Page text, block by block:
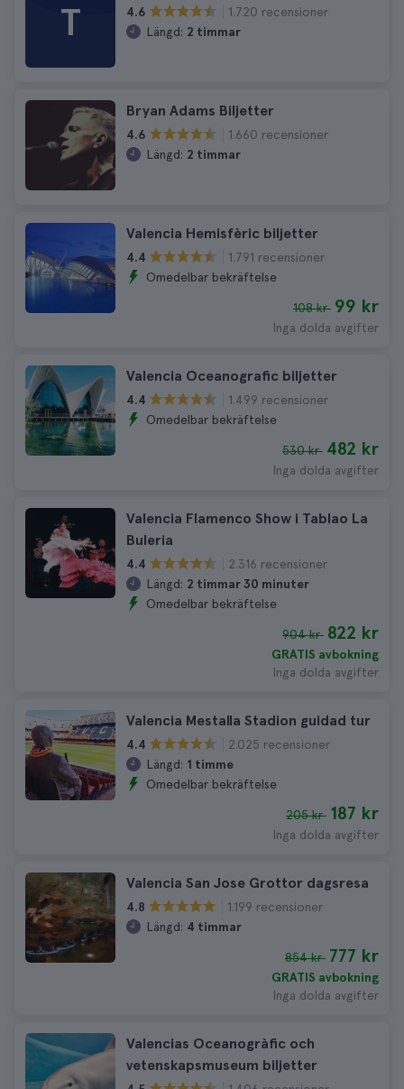
T 4.6
1.720 recensioner
Längd: 2 timmar
Bryan Adams Biljetter
4.6
1.660 recensioner
Längd: 2 timmar
Valencia Hemisfèric biljetter
4.4
1.791 recensioner
Omedelbar bekräftelse
108 kr 99 kr
Inga dolda avgifter
Valencia Oceanografic biljetter
4.4
1.499 recensioner
Omedelbar bekräftelse
530 kr 482 kr
Inga dolda avgifter
Valencia Flamenco Show i Tablao La
Buleria
4.4
2.316 recensioner
Längd: 2 timmar 30 minuter
Omedelbar bekräftelse
904 kr 822 kr
GRATIS avbokning
Inga dolda avgifter
Valencia Mestalla Stadion guidad tur
4.4
2.025 recensioner
Längd: 1 timme
Omedelbar bekräftelse
205 kr 187 kr
Inga dolda avgifter
Valencia San Jose Grottor dagsresa
4.8
1.199 recensioner
Längd: 4 timmar
854 kr 777 kr
GRATIS avbokning
Inga dolda avgifter
Valencias Oceanogràfic och
vetenskapsmuseum biljetter